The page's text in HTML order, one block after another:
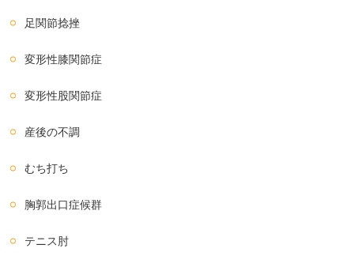
足関節捻挫
変形性膝関節症
変形性股関節症
産後の不調
むち打ち
胸郭出口症候群
テニス肘